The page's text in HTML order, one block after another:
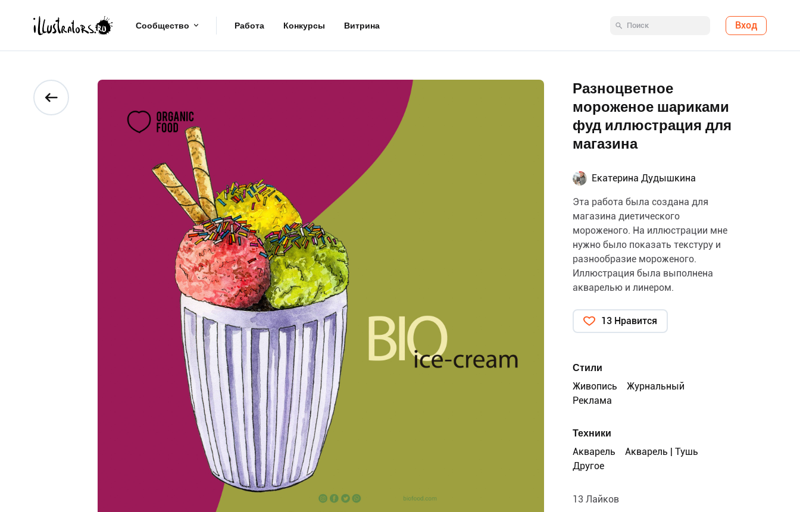
Сообщество Работа Конкурсы Витрина Вход
Разноцветное
мороженое шариками
фуд иллюстрация для
магазина
Екатерина Дудышкина
Эта работа была создана для
магазина диетического
мороженого. На иллюстрации мне
нужно было показать текстуру и
разнообразие мороженого.
Иллюстрация была выполнена
акварелью и линером.
13 Нравится
Стили
Живопись
Журнальный
Реклама
Техники
Акварель
Акварель | Тушь
Другое
13 Лайков